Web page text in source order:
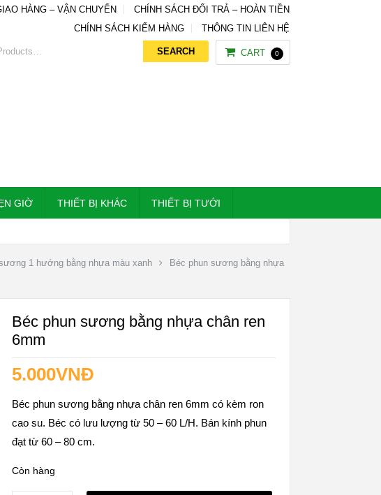
HÀNG – VẬN CHUYỂN
CHÍNH SÁCH ĐỔI TRẢ – HOÀN TIỀN
CHÍNH SÁCH KIỂM HÀNG
THÔNG TIN LIÊN HỆ
CART 0
GIỜ THIẾT BỊ KHÁC THIẾT BỊ TƯỚI
1 hướng bằng nhựa màu xanh
Béc phun sương bằng nhựa
Béc phun sương bằng nhựa chân ren
6mm
5.000VNĐ
Béc phun sương bằng nhựa chân ren 6mm có kèm ron
cao su. Béc có lưu lượng từ 50 – 60 L/H. Bán kính phun
đạt từ 60 – 80 cm.
Còn hàng